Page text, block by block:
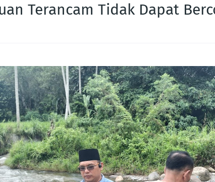
Terancam Tidak Dapat